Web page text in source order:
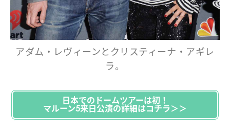
アダム・レヴィーンとクリスティーナ・アギレ
ラ。
日本でのドームツアーは初！
マルーン5来日公演の詳細はコチラ＞＞